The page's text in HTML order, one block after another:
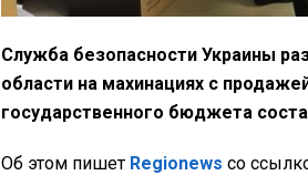
Служба безопасности Украины
области на махинациях с
государственного бюджета
Об этом пишет Regionews со